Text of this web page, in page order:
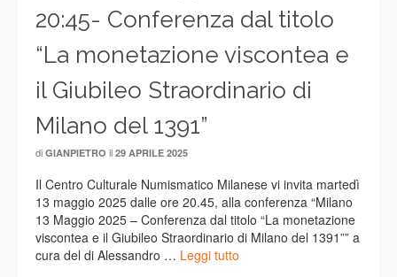
20:45- Conferenza dal titolo
“La monetazione viscontea e
il Giubileo Straordinario di
Milano del 1391”
di GIANPIETRO il 29 APRILE 2025
Il Centro Culturale Numismatico Milanese vi invita martedì
13 maggio 2025 dalle ore 20.45, alla conferenza “Milano
13 Maggio 2025 – Conferenza dal titolo “La monetazione
viscontea e il Giubileo Straordinario di Milano del 1391”” a
cura del di Alessandro … Leggi tutto